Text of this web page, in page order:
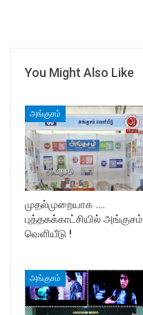
You Might Also Like
அங்குசம்
முதல்முறையாக .…
புத்தகக்காட்சியில் அங்குசம்
வெளியீடு !
அங்குசம்